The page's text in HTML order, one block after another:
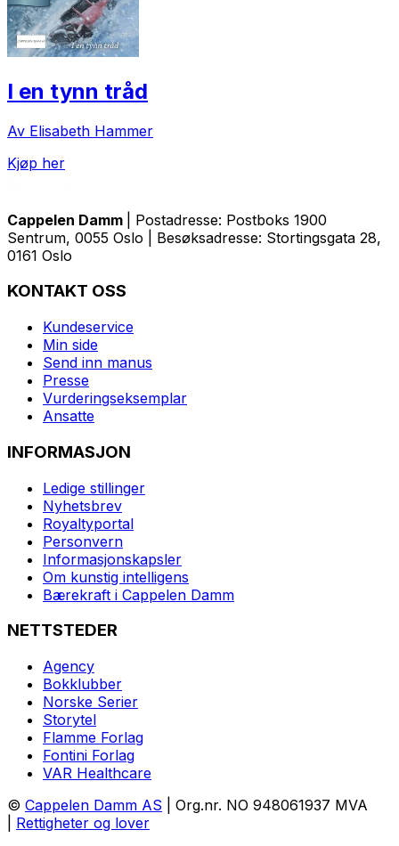
I en tynn tråd
Av Elisabeth Hammer
Kjøp her
Cappelen Damm
| Postadresse: Postboks 1900
Sentrum, 0055 Oslo | Besøksadresse: Stortingsgata 28,
0161 Oslo
KONTAKT OSS
Kundeservice
Min side
Send inn manus
Presse
Vurderingseksemplar
Ansatte
INFORMASJON
Ledige stillinger
Nyhetsbrev
Royaltyportal
Personvern
Informasjonskapsler
Om kunstig intelligens
Bærekraft i Cappelen Damm
NETTSTEDER
Agency
Bokklubber
Norske Serier
Storytel
Flamme Forlag
Fontini Forlag
VAR Healthcare
© Cappelen Damm AS | Org.nr. NO 948061937 MVA
Rettigheter og lover